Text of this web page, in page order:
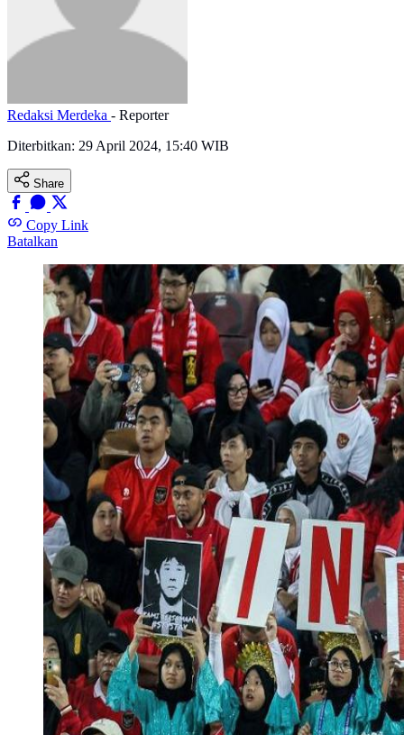
Redaksi Merdeka - Reporter
Diterbitkan: 29 April 2024, 15:40 WIB
Share
Copy Link
Batalkan